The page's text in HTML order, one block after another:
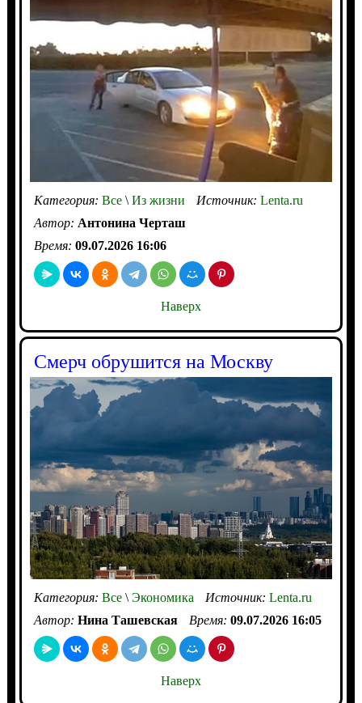
Категория: Все\Из жизни Источник: Lenta.ru
Автор: Антонина Черташ
Время: 09.07.2026 16:06
Наверх
Смерч обрушится на Москву
Категория: Все\Экономика Источник: Lenta.ru
Автор: Нина Ташевская Время: 09.07.2026 16:05
Наверх